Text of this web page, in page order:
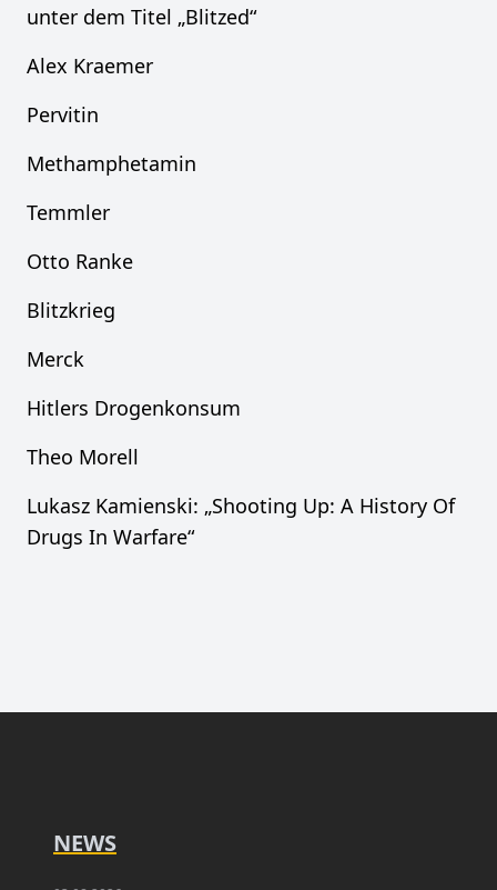
unter dem Titel „Blitzed“
Alex Kraemer
Pervitin
Methamphetamin
Temmler
Otto Ranke
Blitzkrieg
Merck
Hitlers Drogenkonsum
Theo Morell
Lukasz Kamienski: „Shooting Up: A History Of
Drugs In Warfare“
NEWS